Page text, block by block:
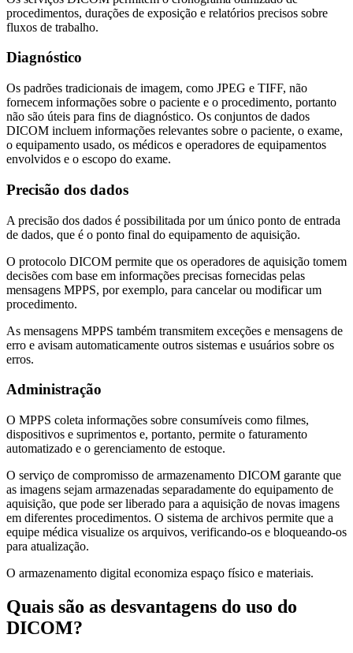
procedimentos, durações de exposição e relatórios precisos sobre
fluxos de trabalho.
Diagnóstico
Os padrões tradicionais de imagem, como JPEG e TIFF, não
fornecem informações sobre o paciente e o procedimento, portanto
não são úteis para fins de diagnóstico. Os conjuntos de dados
DICOM incluem informações relevantes sobre o paciente, o exame,
o equipamento usado, os médicos e operadores de equipamentos
envolvidos e o escopo do exame.
Precisão dos dados
A precisão dos dados é possibilitada por um único ponto de entrada
de dados, que é o ponto final do equipamento de aquisição.
O protocolo DICOM permite que os operadores de aquisição tomem
decisões com base em informações precisas fornecidas pelas
mensagens MPPS, por exemplo, para cancelar ou modificar um
procedimento.
As mensagens MPPS também transmitem exceções e mensagens de
erro e avisam automaticamente outros sistemas e usuários sobre os
erros.
Administração
O MPPS coleta informações sobre consumíveis como filmes,
dispositivos e suprimentos e, portanto, permite o faturamento
automatizado e o gerenciamento de estoque.
O serviço de compromisso de armazenamento DICOM garante que
as imagens sejam armazenadas separadamente do equipamento de
aquisição, que pode ser liberado para a aquisição de novas imagens
em diferentes procedimentos. O sistema de archivos permite que a
equipe médica visualize os arquivos, verificando-os e bloqueando-os
para atualização.
O armazenamento digital economiza espaço físico e materiais.
Quais são as desvantagens do uso do
DICOM?